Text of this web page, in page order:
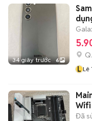
34 giây trước 6
L Lê
Wifi
Đã